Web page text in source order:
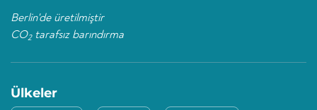
Berlin'de üretilmiştir
CO2tarafsız barındırma
Ülkeler